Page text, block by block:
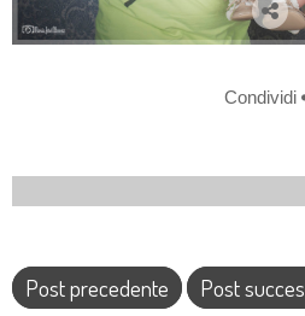
Condividi
Post precedente Post